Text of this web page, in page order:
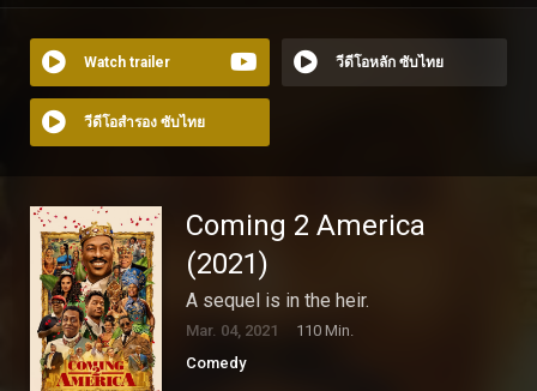
Watch trailer วีดีโอหลัก ซับไทย
วีดีโอสำรอง ซับไทย
Coming 2 America
(2021)
A sequel is in the heir.
Mar. 04, 2021
110 Min.
Comedy